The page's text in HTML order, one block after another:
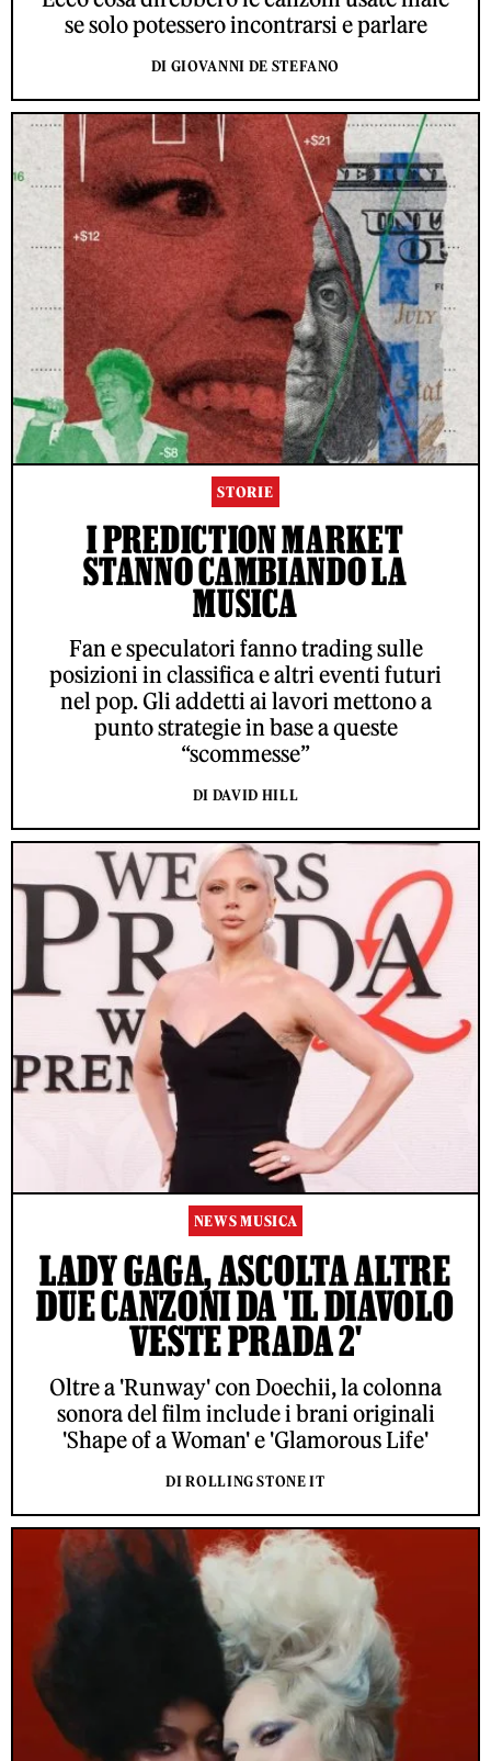
se solo potessero incontrarsi e parlare
DI GIOVANNI DE STEFANO
STORIE
I PREDICTION MARKET
STANNO CAMBIANDO LA
MUSICA
Fan e speculatori fanno trading sulle
posizioni in classifica e altri eventi futuri
nel pop. Gli addetti ai lavori mettono a
punto strategie in base a queste
“scommesse”
DI DAVID HILL
NEWS MUSICA
LADY GAGA, ASCOLTA ALTRE
DUE CANZONI DA 'IL DIAVOLO
VESTE PRADA 2'
Oltre a 'Runway' con Doechii, la colonna
sonora del film include i brani originali
'Shape of a Woman' e 'Glamorous Life'
DI ROLLING STONE IT